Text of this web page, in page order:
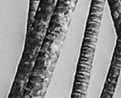
5.6m
©